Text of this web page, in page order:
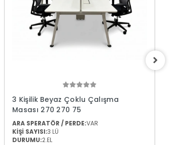
3 Kişilik Beyaz Çoklu Çalışma
Masası 270 270 75
ARA SPERATÖR / PERDE:VAR
KİŞİ SAYISI:3 LÜ
DURUMU:2.EL